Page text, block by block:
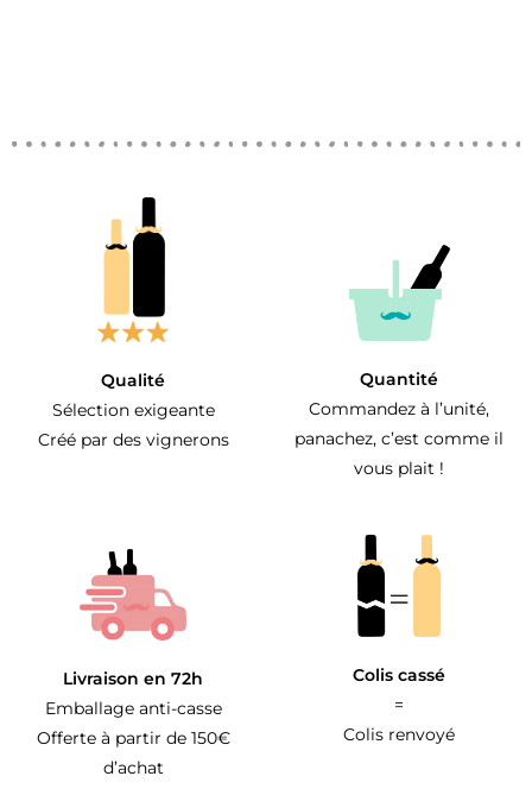
Qualité
Sélection exigeante
Créé par des vignerons
Quantité
Commandez à l’unité,
panachez, c’est comme il
vous plait !
Livraison en 72h
Emballage anti-casse
Offerte à partir de 150€
d’achat
Colis cassé
=
Colis renvoyé